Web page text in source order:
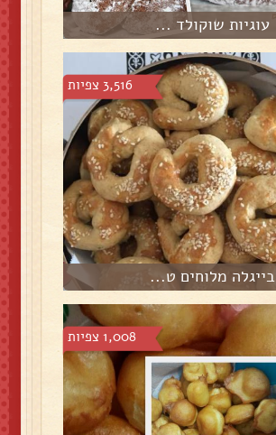
עוגיות שוקולד ...
3,516 צפיות
בייגלה מלוחים ט...
1,008 צפיות